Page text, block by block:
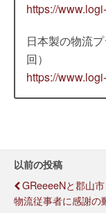
https://
日本製の物流
回）
https://
以前の投稿
GReeeeNと郡山
物流従事者に感謝の